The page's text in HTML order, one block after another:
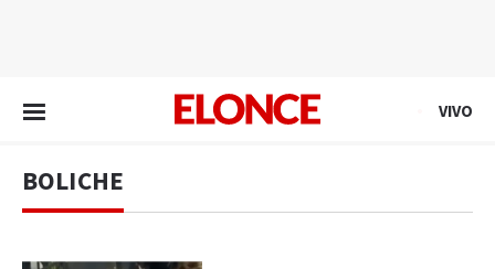
VIVO
BOLICHE